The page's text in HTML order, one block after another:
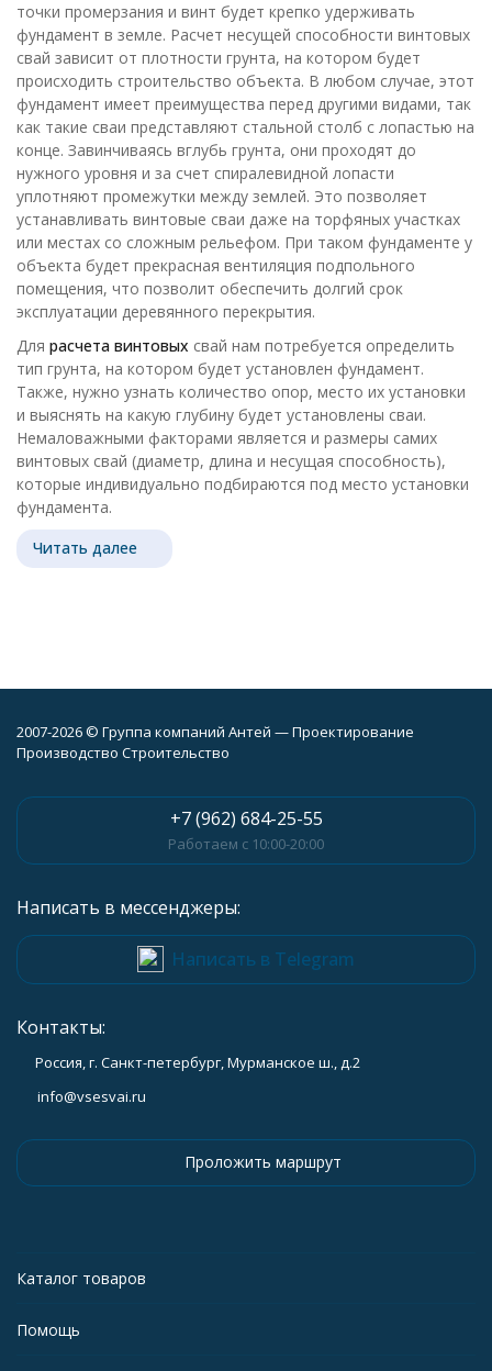
точки промерзания и винт будет крепко удерживать
фундамент в земле. Расчет несущей способности винтовых
свай зависит от плотности грунта, на котором будет
происходить строительство объекта. В любом случае, этот
фундамент имеет преимущества перед другими видами, так
как такие сваи представляют стальной столб с лопастью на
конце. Завинчиваясь вглубь грунта, они проходят до
нужного уровня и за счет спиралевидной лопасти
уплотняют промежутки между землей. Это позволяет
устанавливать винтовые сваи даже на торфяных участках
или местах со сложным рельефом. При таком фундаменте у
объекта будет прекрасная вентиляция подпольного
помещения, что позволит обеспечить долгий срок
эксплуатации деревянного перекрытия.
Для расчета винтовых свай нам потребуется определить
тип грунта, на котором будет установлен фундамент.
Также, нужно узнать количество опор, место их установки
и выяснять на какую глубину будет установлены сваи.
Немаловажными факторами является и размеры самих
винтовых свай (диаметр, длина и несущая способность),
которые индивидуально подбираются под место установки
фундамента.
Читать далее
2007-2026 © Группа компаний Антей — Проектирование
Производство Строительство
+7 (962) 684-25-55
Работаем с 10:00-20:00
Написать в мессенджеры:
Написать в Telegram
Контакты:
Россия, г. Санкт-петербург, Мурманское ш., д.2
info@vsesvai.ru
Проложить маршрут
Каталог товаров
Помощь